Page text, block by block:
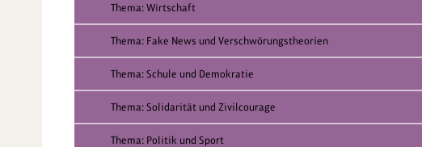
Thema: Wirtschaft
Thema: Fake News und Verschwörungstheorien
Thema: Schule und Demokratie
Thema: Solidarität und Zivilcourage
Thema: Politik und Sport